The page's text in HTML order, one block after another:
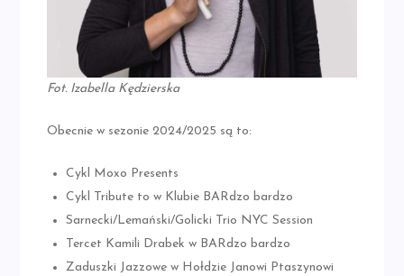
Fot. Izabella Kędzierska
Obecnie w sezonie 2024/2025 są to:
Cykl Moxo Presents
Cykl Tribute to w Klubie BARdzo bardzo
Sarnecki/Lemański/Golicki Trio NYC Session
Tercet Kamili Drabek w BARdzo bardzo
Zaduszki Jazzowe w Hołdzie Janowi Ptaszynowi